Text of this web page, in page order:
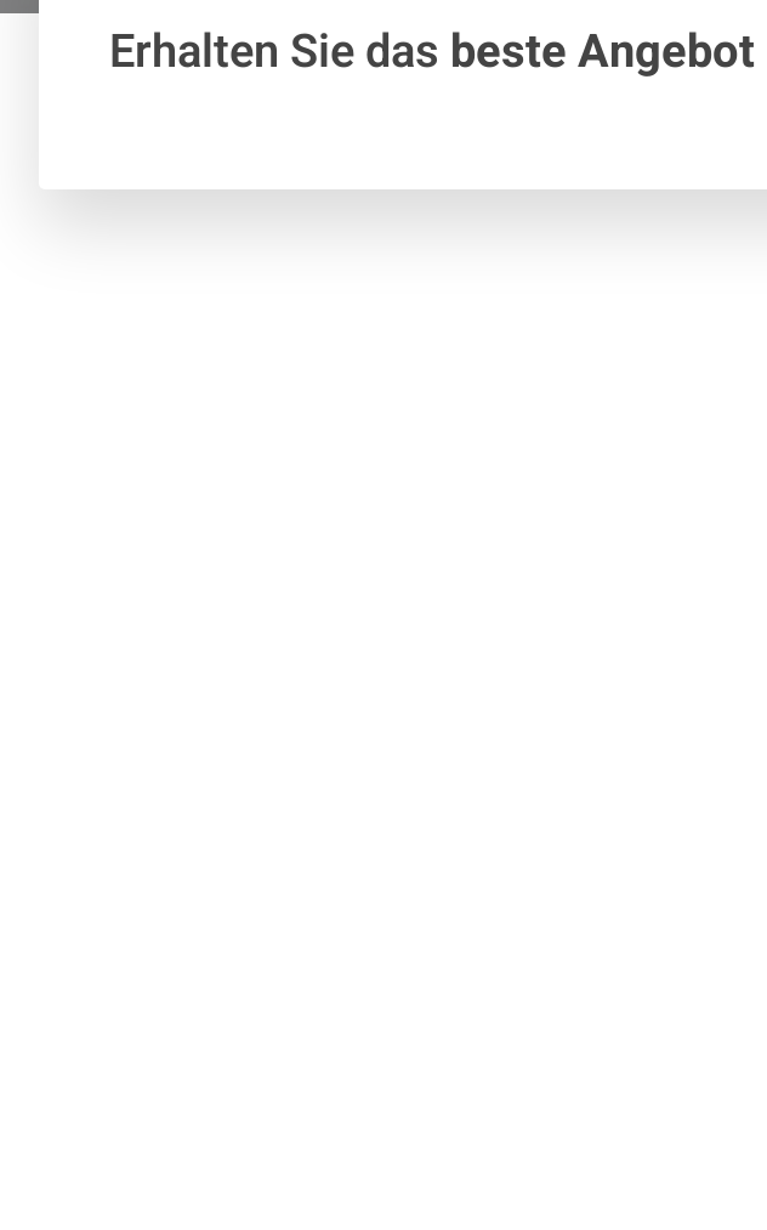
Erhalten Sie das beste Angebot